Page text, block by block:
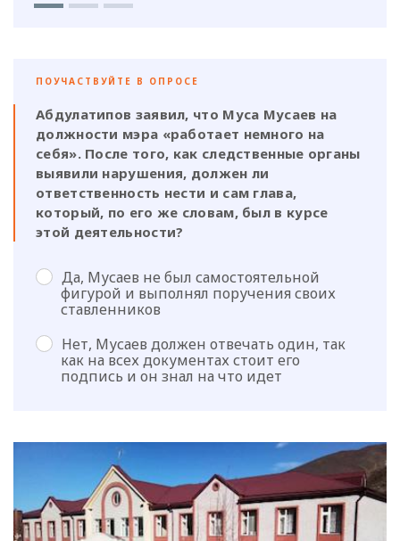
ПОУЧАСТВУЙТЕ В ОПРОСЕ
Абдулатипов заявил, что Муса Мусаев на
должности мэра «работает немного на
себя». После того, как следственные органы
выявили нарушения, должен ли
ответственность нести и сам глава,
который, по его же словам, был в курсе
этой деятельности?
Да, Мусаев не был самостоятельной
фигурой и выполнял поручения своих
ставленников
Нет, Мусаев должен отвечать один, так
как на всех документах стоит его
подпись и он знал на что идет